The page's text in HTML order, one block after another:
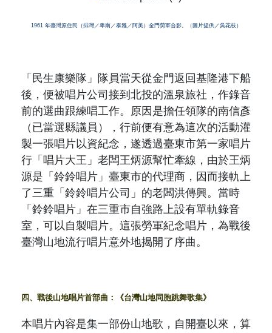
1961 年臺灣原住民（排灣／卑南／泰雅／阿美）金門勞軍合影。（圖片提供／吳花枝）
「民生康樂隊」隊員當天從金門返回基隆港下船
後，便被唱片公司接到北投的溫泉旅社，作錄音
前的選曲跟練唱工作。原因是擔任領隊的南信彥
（ 已當選縣議員 ），行前便有意為這次的活動灌
製一張唱片以資紀念，遂透過臺東市第一家唱片
行「唱片大王」老闆王炳源幫忙牽線，由於王炳
源是「鈴鈴唱片」臺東市的代理商，因而接軌上
了三重「鈴鈴唱片公司」的老闆洪傳興。當時
「鈴鈴唱片」在三重市自強路上設有單軌錄音
室，可以自製唱片。這張勞軍紀念唱片，為戰後
臺灣山地流行唱片意外地揭開了序曲。
四、戰後山地唱片首部曲：《台灣山地同胞跳舞歌集》
本唱片內容是集一部份山地歌，自開臺以來，算